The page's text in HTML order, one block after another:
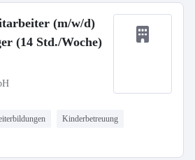
(m/w/d)
(14 Std./Woche)
Kinderbetreuung